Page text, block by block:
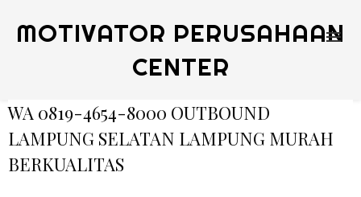
MOTIVATOR PERUSAHAAN
CENTER
WA 0819-4654-8000 OUTBOUND
LAMPUNG SELATAN LAMPUNG MURAH
BERKUALITAS